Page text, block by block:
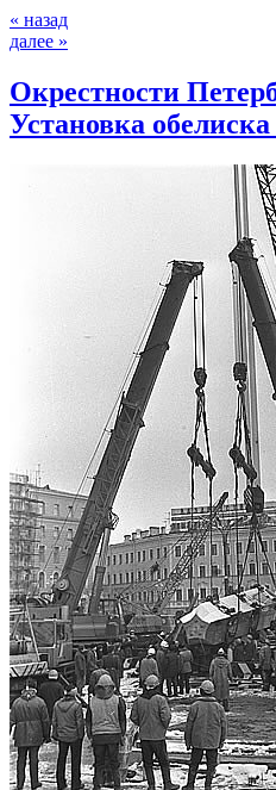
« назад
далее »
Окрестности
Установка